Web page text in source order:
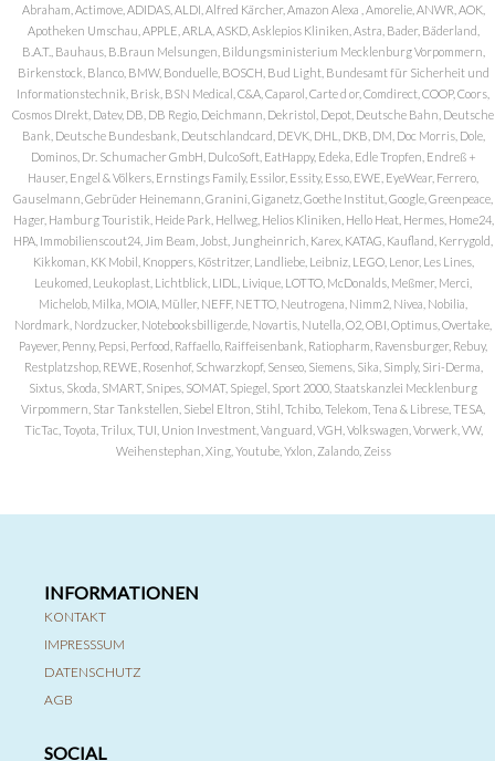
Abraham, Actimove, ADIDAS, ALDI, Alfred Kärcher, Amazon Alexa , Amorelie, ANWR, AOK,
Apotheken Umschau, APPLE, ARLA, ASKD, Asklepios Kliniken, Astra, Bader, Bäderland,
B.A.T., Bauhaus, B.Braun Melsungen, Bildungsministerium Mecklenburg Vorpommern,
Birkenstock, Blanco, BMW, Bonduelle, BOSCH, Bud Light, Bundesamt für Sicherheit und
Informationstechnik, Brisk, BSN Medical, C&A, Caparol, Carte d or, Comdirect, COOP, Coors,
Cosmos DIrekt, Datev, DB, DB Regio, Deichmann, Dekristol, Depot, Deutsche Bahn, Deutsche
Bank, Deutsche Bundesbank, Deutschlandcard, DEVK, DHL, DKB, DM, Doc Morris, Dole,
Dominos, Dr. Schumacher GmbH, DulcoSoft, EatHappy, Edeka, Edle Tropfen, Endreß +
Hauser, Engel & Völkers, Ernstings Family, Essilor, Essity, Esso, EWE, EyeWear, Ferrero,
Gauselmann, Gebrüder Heinemann, Granini, Giganetz, Goethe Institut, Google, Greenpeace,
Hager, Hamburg Touristik, Heide Park, Hellweg, Helios Kliniken, Hello Heat, Hermes, Home24,
HPA, Immobilienscout24, Jim Beam, Jobst, Jungheinrich, Karex, KATAG, Kaufland, Kerrygold,
Kikkoman, KK Mobil, Knoppers, Köstritzer, Landliebe, Leibniz, LEGO, Lenor, Les Lines,
Leukomed, Leukoplast, Lichtblick, LIDL, Livique, LOTTO, McDonalds, Meßmer, Merci,
Michelob, Milka, MOIA, Müller, NEFF, NETTO, Neutrogena, Nimm2, Nivea, Nobilia,
Nordmark, Nordzucker, Notebooksbilliger.de, Novartis, Nutella, O2, OBI, Optimus, Overtake,
Payever, Penny, Pepsi, Perfood, Raffaello, Raiffeisenbank, Ratiopharm, Ravensburger, Rebuy,
Restplatzshop, REWE, Rosenhof, Schwarzkopf, Senseo, Siemens, Sika, Simply, Siri-Derma,
Sixtus, Skoda, SMART, Snipes, SOMAT, Spiegel, Sport 2000, Staatskanzlei Mecklenburg
Virpommern, Star Tankstellen, Siebel Eltron, Stihl, Tchibo, Telekom, Tena & Librese, TESA,
TicTac, Toyota, Trilux, TUI, Union Investment, Vanguard, VGH, Volkswagen, Vorwerk, VW,
Weihenstephan, Xing, Youtube, Yxlon, Zalando, Zeiss
INFORMATIONEN
KONTAKT
IMPRESSSUM
DATENSCHUTZ
AGB
SOCIAL